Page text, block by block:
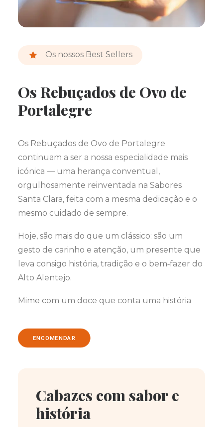
Os nossos Best Sellers
Os Rebuçados de Ovo de
Portalegre
Os Rebuçados de Ovo de Portalegre
continuam a ser a nossa especialidade mais
icónica — uma herança conventual,
orgulhosamente reinventada na Sabores
Santa Clara, feita com a mesma dedicação e o
mesmo cuidado de sempre.
Hoje, são mais do que um clássico: são um
gesto de carinho e atenção, um presente que
leva consigo história, tradição e o bem‑fazer do
Alto Alentejo.
Mime com um doce que conta uma história
ENCOMENDAR
Cabazes com sabor e
história